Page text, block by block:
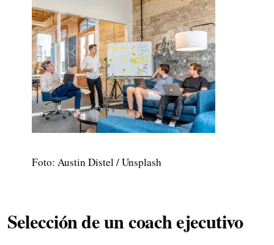
Foto: Austin Distel / Unsplash
Selección de un coach ejecutivo